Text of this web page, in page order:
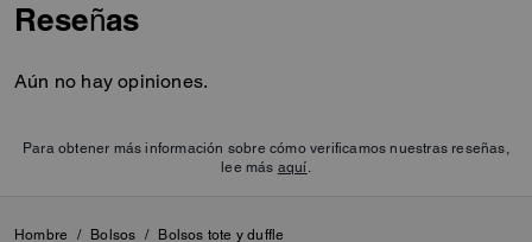
Reseñas
Aún no hay opiniones.
Para obtener más información sobre cómo verificamos nuestras reseñas,
lee más aquí
Hombre / Bolsos / Bolsos tote y duffle